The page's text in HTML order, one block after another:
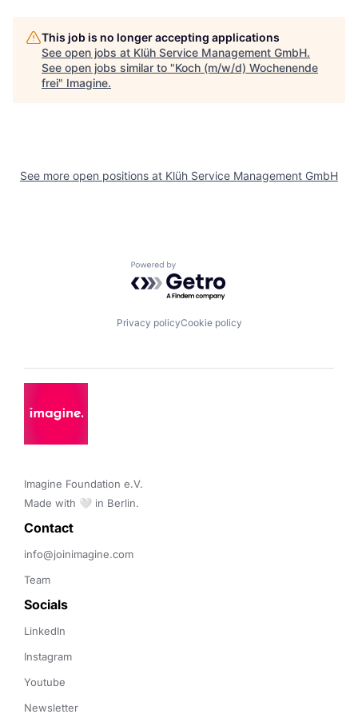
This job is no longer accepting applications
See open jobs at Klüh Service Management GmbH.
See open jobs similar to "Koch (m/w/d) Wochenende
frei" Imagine.
See more open positions at Klüh Service Management GmbH
Powered by Getro.com
Privacy policyCookie policy
Imagine Foundation e.V.
Made with 🤍 in Berlin.
Contact
info@joinimagine.com
Team
Socials
LinkedIn
Instagram
Youtube
Newsletter